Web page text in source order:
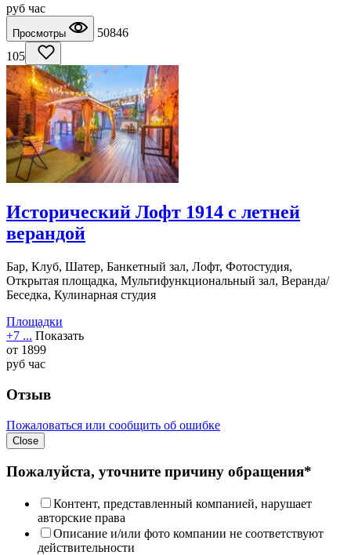
руб час
Просмотры
50846
105
Исторический Лофт 1914 с летней
верандой
Бар, Клуб, Шатер, Банкетный зал, Лофт, Фотостудия,
Открытая площадка, Мультифункциональный зал, Веранда/
Беседка, Кулинарная студия
Площадки
+7 ... Показать
от 1899
руб час
Отзыв
Пожаловаться или сообщить об ошибке
Close
Пожалуйста, уточните причину обращения*
Контент, представленный компанией, нарушает
авторские права
Описание и/или фото компании не соответствуют
действительности